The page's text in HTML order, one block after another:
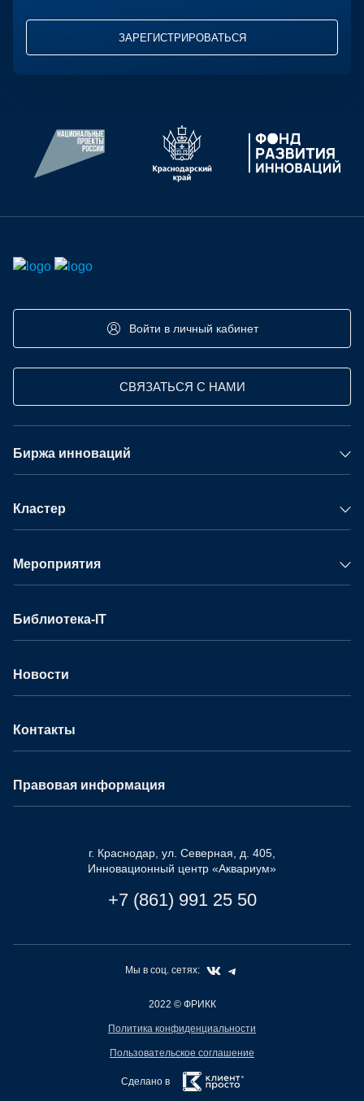
ЗАРЕГИСТРИРОВАТЬСЯ
Войти в личный кабинет
СВЯЗАТЬСЯ С НАМИ
Биржа инноваций
Кластер
Мероприятия
Библиотека-IT
Новости
Контакты
Правовая информация
г. Краснодар, ул. Северная, д. 405,
Инновационный центр «Аквариум»
+7 (861) 991 25 50
Мы в соц. сетях:
2022 © ФРИКК
Политика конфиденциальности
Пользовательское соглашение
Сделано в